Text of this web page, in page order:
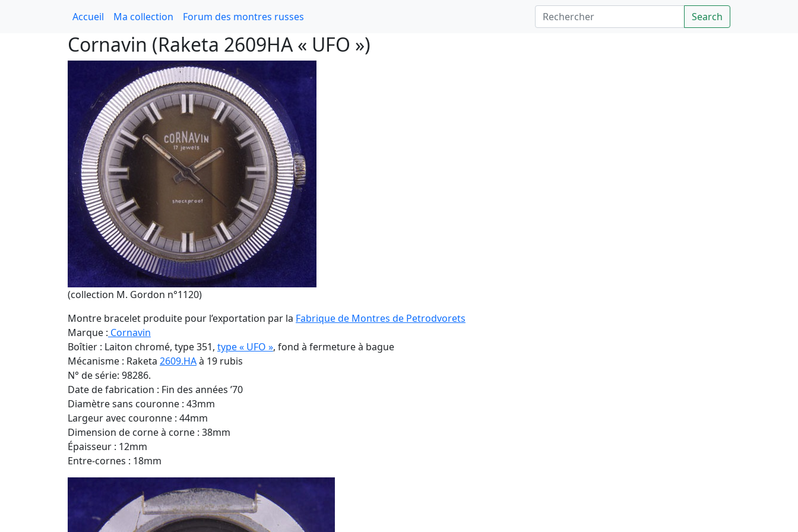
Accueil Ma collection Forum des montres russes Rechercher
Search
Cornavin (Raketa 2609HA « UFO »)
(collection M. Gordon n°1120)
Montre bracelet produite pour l’exportation par la Fabrique de Montres de Petrodvorets
Marque : Cornavin
Boîtier : Laiton chromé, type 351, type « UFO », fond à fermeture à bague
Mécanisme : Raketa 2609.HAà 19 rubis
N° de série: 98286.
Date de fabrication : Fin des années ’70
Diamètre sans couronne : 43mm
Largeur avec couronne : 44mm
Dimension de corne à corne : 38mm
Épaisseur : 12mm
Entre-cornes : 18mm